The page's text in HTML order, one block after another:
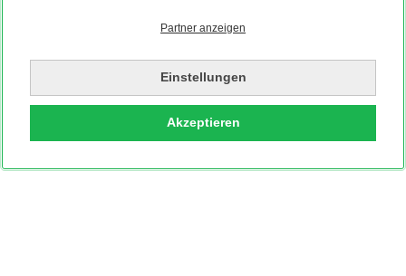
Partner anzeigen
Einstellungen
Akzeptieren